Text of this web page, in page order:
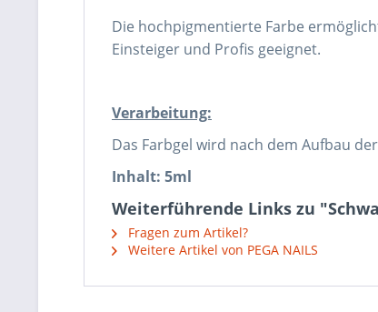
Die hochpigmentierte Farbe
Einsteiger und Profis geeignet.
Verarbeitung:
Das Farbgel wird nach dem Aufbau
Inhalt: 5ml
Weiterführende Links zu
Fragen zum Artikel?
Weitere Artikel von PEGA NAILS